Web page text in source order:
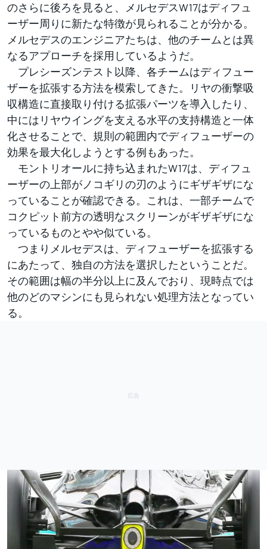
のさらに後ろを見ると、メルセデスW17はディフュ
ーザー周りに新たな特徴が見られることが分かる。
メルセデスのエンジニアたちは、他のチームとは異
なるアプローチを採用しているようだ。
プレシーズンテスト以降、各チームはディフュー
ザーを拡張する方法を模索してきた。リヤの衝撃吸
収構造に直接取り付ける拡張パーツを導入したり、
中にはリヤウイングを支える水平の支持構造と一体
化させることで、規則の範囲内でディフューザーの
効果を最大化しようとする例もあった。
モントリオールに持ち込まれたW17は、ディフュ
ーザーの上部がノコギリの刃のようにギザギザにな
っていることが確認できる。これは、一部チームで
コクピット前方の透明なスクリーンがギザギザにな
っているものとやや似ている。
つまりメルセデスは、ディフューザーを拡張する
にあたって、独自の方法を選択したということだ。
その範囲は幅の半分以上に及んでおり、現時点では
他のどのマシンにも見られない処理方法となってい
る。